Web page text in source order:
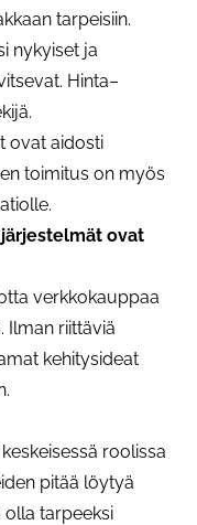
tarpeisiin.
nykyiset ja
Hinta–
ovat aidosti
toimitus on myös
ovat
verkkokauppaa
Ilman riittäviä
kehitysideat
roolissa
pitää löytyä
olla tarpeeksi